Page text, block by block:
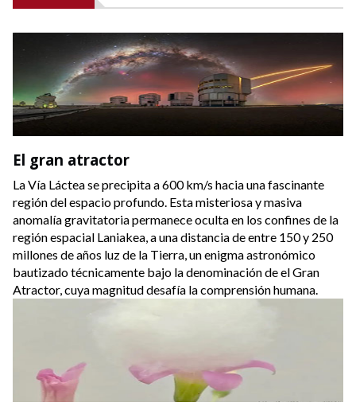
Titanio
Materia oscura
El gran atractor
La Vía Láctea se precipita a 600 km/s hacia una fascinante
región del espacio profundo. Esta misteriosa y masiva
anomalía gravitatoria permanece oculta en los confines de la
región espacial Laniakea, a una distancia de entre 150 y 250
millones de años luz de la Tierra, un enigma astronómico
bautizado técnicamente bajo la denominación de el Gran
Atractor, cuya magnitud desafía la comprensión humana.